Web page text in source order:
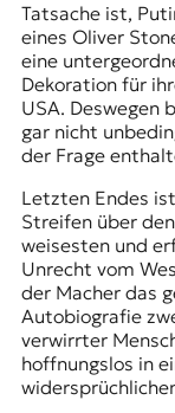
Tatsache ist,
eines Oliver
eine
Dekoration für
USA. Deswegen
gar nicht
der Frage
Letzten Endes
Streifen über
weisesten und
Unrecht vom
der Macher das
Autobiografie
verwirrter
hoffnungslos in